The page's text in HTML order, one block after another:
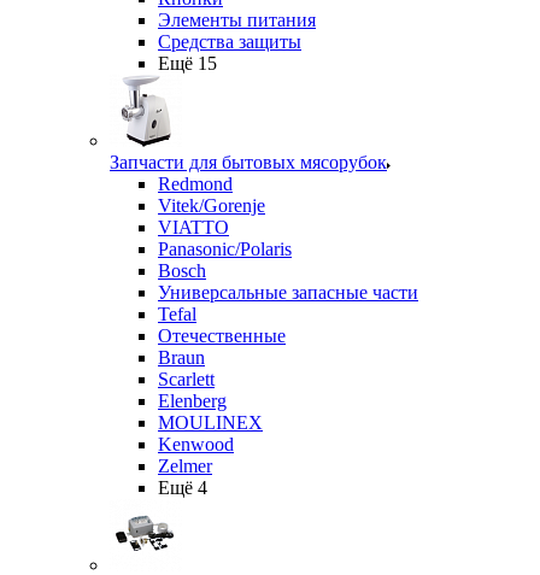
Элементы питания
Средства защиты
Ещё 15
Запчасти для бытовых мясорубок
Redmond
Vitek/Gorenje
VIATTO
Panasonic/Polaris
Bosch
Универсальные запасные части
Tefal
Отечественные
Braun
Scarlett
Elenberg
MOULINEX
Kenwood
Zelmer
Ещё 4